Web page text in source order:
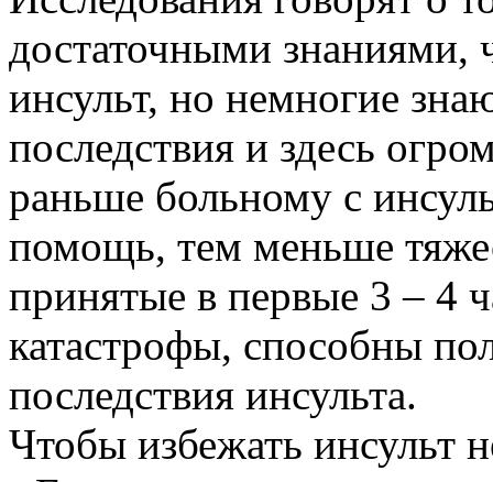
достаточными знаниями,
инсульт, но немногие
последствия и здесь
раньше больному с
помощь, тем меньше
принятые в первые 3 – 4
катастрофы, способны
последствия инсульта.
Чтобы избежать инсульт